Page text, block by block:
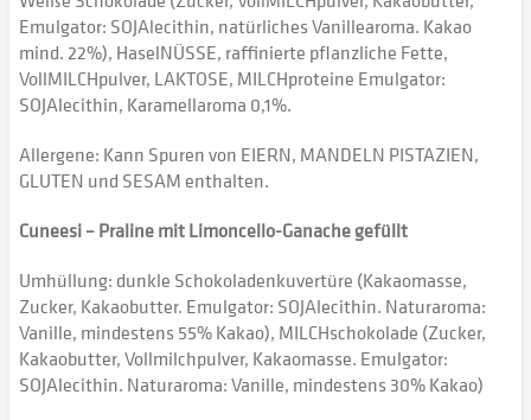
Emulgator: SOJAlecithin, natürliches Vanillearoma. Kakao
mind. 22%), HaselNÜSSE, raffinierte pflanzliche Fette,
VollMILCHpulver, LAKTOSE, MILCHproteine Emulgator:
SOJAlecithin, Karamellaroma 0,1%.
Allergene: Kann Spuren von EIERN, MANDELN PISTAZIEN,
GLUTEN und SESAM enthalten.
Cuneesi – Praline mit Limoncello-Ganache gefüllt
Umhüllung: dunkle Schokoladenkuvertüre (Kakaomasse,
Zucker, Kakaobutter. Emulgator: SOJAlecithin. Naturaroma:
Vanille, mindestens 55% Kakao), MILCHschokolade (Zucker,
Kakaobutter, Vollmilchpulver, Kakaomasse. Emulgator:
SOJAlecithin. Naturaroma: Vanille, mindestens 30% Kakao)